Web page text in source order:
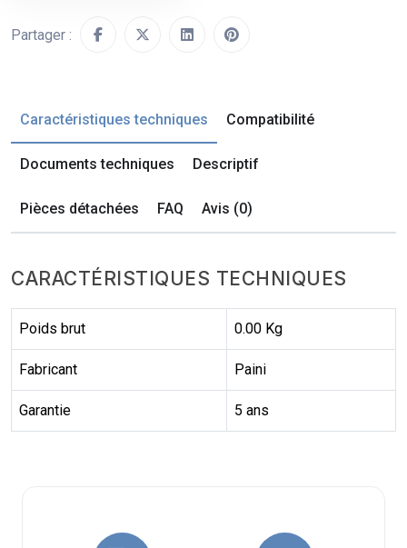
Partager :
Caractéristiques techniques Compatibilité
Documents techniques Descriptif
Pièces détachées FAQ Avis (0)
CARACTÉRISTIQUES TECHNIQUES
Poids brut 0.00 Kg
Fabricant Paini
Garantie 5 ans